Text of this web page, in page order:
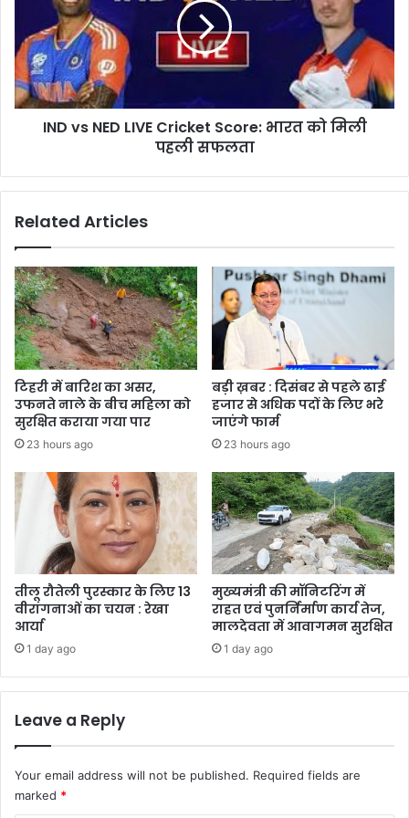
Cricket
Score:
भारत
को
मिली
IND vs NED LIVE Cricket Score: भारत को मिली
पहली सफलता
Related Articles
टिहरी में बारिश का असर,
उफनते नाले के बीच महिला को
सुरक्षित कराया गया पार
23 hours ago
बड़ी ख़बर : दिसंबर से पहले ढाई
हजार से अधिक पदों के लिए भरे
जाएंगे फार्म
23 hours ago
तीलू रौतेली पुरस्कार के लिए 13
वीरांगनाओं का चयन : रेखा
आर्या
1 day ago
मुख्यमंत्री की मॉनिटरिंग में
राहत एवं पुनर्निर्माण कार्य तेज,
मालदेवता में आवागमन सुरक्षित
1 day ago
Leave a Reply
Your email address will not be published. Required fields are
marked *